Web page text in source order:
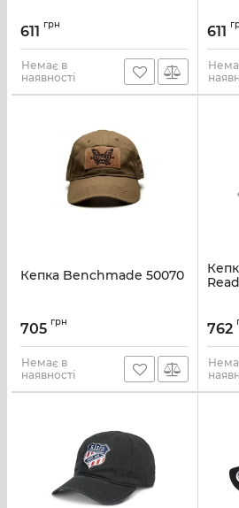
611 грн
Немає в
наявності
611
Кепка Benchmade 50070
705 грн
Немає в
наявності
762